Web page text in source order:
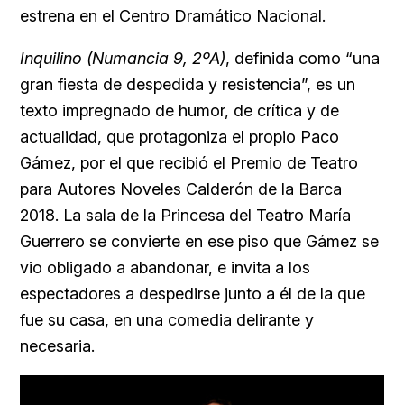
estrena en el Centro Dramático Nacional.
Inquilino (Numancia 9, 2ºA), definida como “una
gran fiesta de despedida y resistencia”, es un
texto impregnado de humor, de crítica y de
actualidad, que protagoniza el propio Paco
Gámez, por el que recibió el Premio de Teatro
para Autores Noveles Calderón de la Barca
2018. La sala de la Princesa del Teatro María
Guerrero se convierte en ese piso que Gámez se
vio obligado a abandonar, e invita a los
espectadores a despedirse junto a él de la que
fue su casa, en una comedia delirante y
necesaria.